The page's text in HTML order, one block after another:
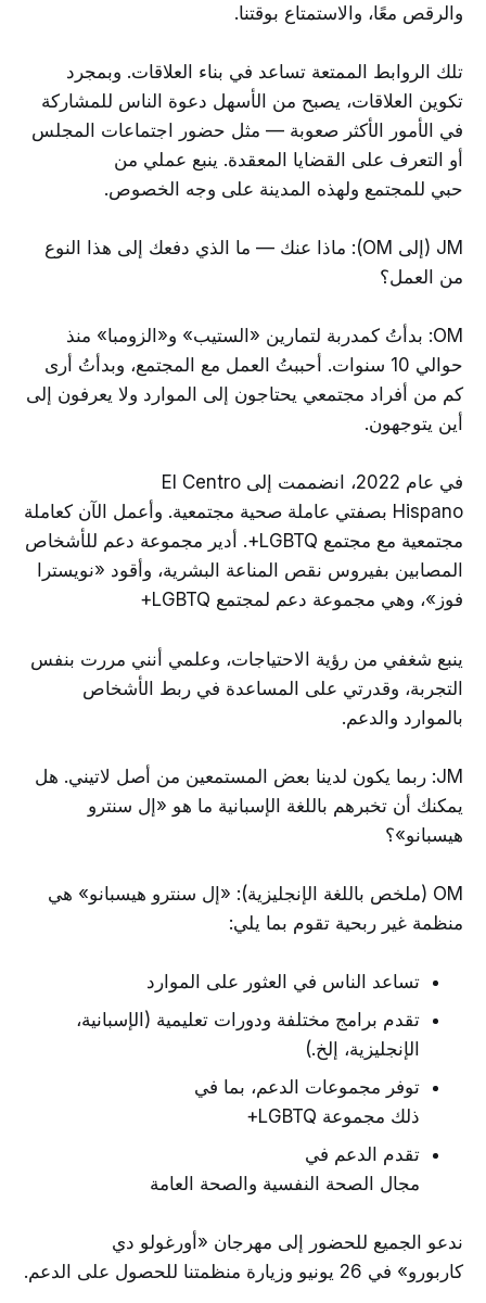
والرقص معًا، والاستمتاع بوقتنا.
تلك الروابط الممتعة تساعد في بناء العلاقات. وبمجرد
تكوين العلاقات، يصبح من الأسهل دعوة الناس للمشاركة
في الأمور الأكثر صعوبة — مثل حضور اجتماعات المجلس
أو التعرف على القضايا المعقدة. ينبع عملي من
حبي للمجتمع ولهذه المدينة على وجه الخصوص.
JM (إلى OM): ماذا عنك — ما الذي دفعك إلى هذا النوع
من العمل؟
OM: بدأتُ كمدربة لتمارين «الستيب» و«الزومبا» منذ
حوالي 10 سنوات. أحببتُ العمل مع المجتمع، وبدأتُ أرى
كم من أفراد مجتمعي يحتاجون إلى الموارد ولا يعرفون إلى
أين يتوجهون.
في عام 2022، انضممت إلى El Centro
Hispano بصفتي عاملة صحية مجتمعية. وأعمل الآن كعاملة
مجتمعية مع مجتمع LGBTQ+. أدير مجموعة دعم للأشخاص
المصابين بفيروس نقص المناعة البشرية، وأقود «نويسترا
فوز»، وهي مجموعة دعم لمجتمع LGBTQ+
ينبع شغفي من رؤية الاحتياجات، وعلمي أنني مررت بنفس
التجربة، وقدرتي على المساعدة في ربط الأشخاص
بالموارد والدعم.
JM: ربما يكون لدينا بعض المستمعين من أصل لاتيني. هل
يمكنك أن تخبرهم باللغة الإسبانية ما هو «إل سنترو
هيسبانو»؟
OM (ملخص باللغة الإنجليزية): «إل سنترو هيسبانو» هي
منظمة غير ربحية تقوم بما يلي:
تساعد الناس في العثور على الموارد
تقدم برامج مختلفة ودورات تعليمية (الإسبانية،
الإنجليزية، إلخ.)
توفر مجموعات الدعم، بما في
ذلك مجموعة LGBTQ+
تقدم الدعم في
مجال الصحة النفسية والصحة العامة
ندعو الجميع للحضور إلى مهرجان «أورغولو دي
كاربورو» في 26 يونيو وزيارة منظمتنا للحصول على الدعم.